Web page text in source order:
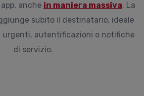
anche in maniera massiva. La
subito il destinatario, ideale
urgenti, autentificazioni o notifiche
di servizio.